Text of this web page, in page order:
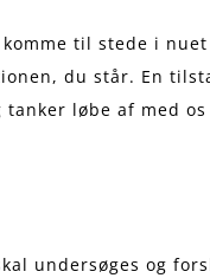
til stede i nuet
du står. En
løbe af med os
undersøges og